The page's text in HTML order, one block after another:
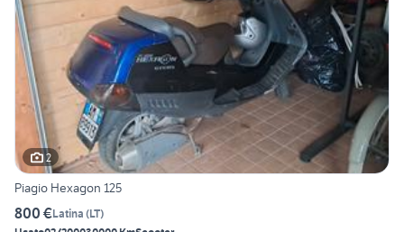
2
Piagio Hexagon 125
800 €Latina (LT)